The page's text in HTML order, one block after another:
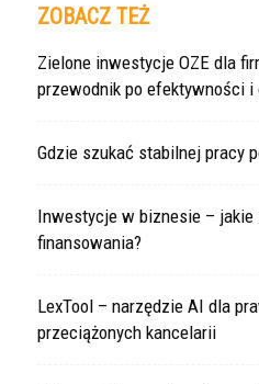
ZOBACZ TEŻ
Zielone inwestycje OZE dla
przewodnik po efektywności
Gdzie szukać stabilnej pracy
Inwestycje w biznesie – jakie
finansowania?
LexTool – narzędzie AI dla
przeciążonych kancelarii